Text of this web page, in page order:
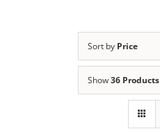
Sort by Price
Show36 Products